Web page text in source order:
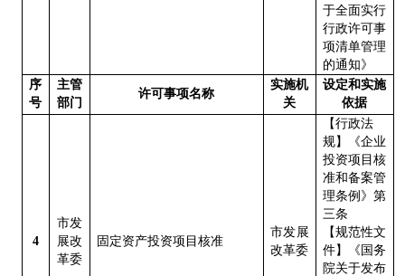
于全面实行
行政许可事
项清单管理
的通知》
序
号
主管
部门
许可事项名称
实施机
关
设定和实施
依据
4
市发
展改
革委
固定资产投资项目核准
市发展
改革委
【行政法
规】《企业
投资项目核
准和备案管
理条例》第
三条
【规范性文
件】《国务
院关于发布